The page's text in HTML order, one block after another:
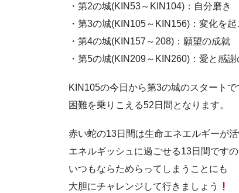
・第2の城(KIN53～KIN104)：自分磨き
・第3の城(KIN105～KIN156)：変化を起
・第4の城(KIN157～208)：願望の成就
・第5の城(KIN209～KIN260)：愛と感
KIN105の今日から第3の城のスタート
困難を乗りこえる52日間となります。
赤い蛇の13日間は生命エネエルギーが
エネルギッシュに過ごせる13日間です
いつもならためらってしまうことにも
大胆にチャレンジして行きましょう